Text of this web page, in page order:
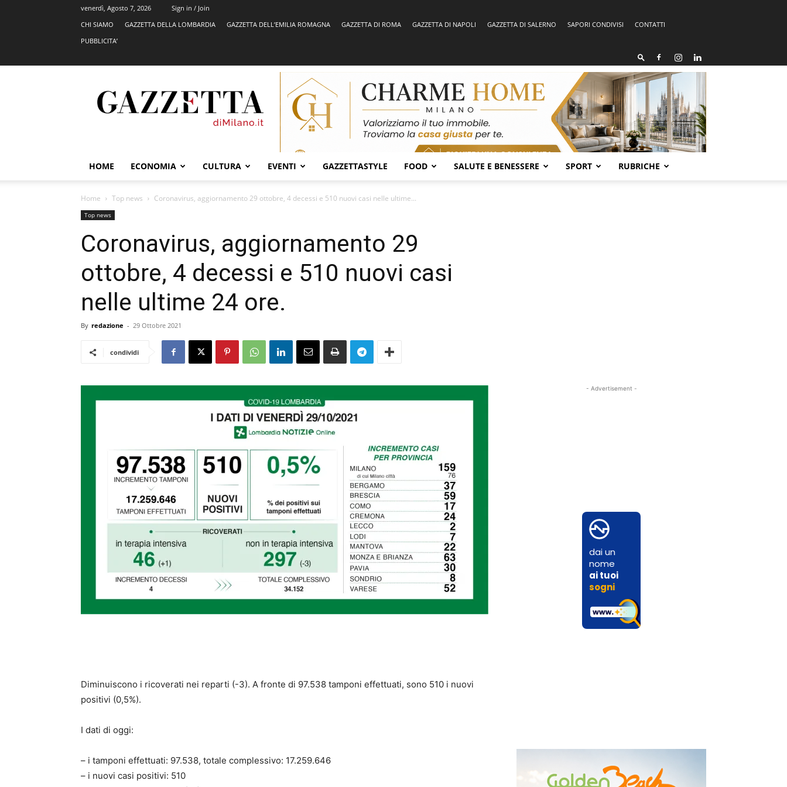
venerdì, Agosto 7, 2026
Sign in / Join
CHI SIAMO
GAZZETTA DELLA LOMBARDIA GAZZETTA DELL’EMILIA ROMAGNA GAZZETTA DI ROMA GAZZETTA DI NAPOLI GAZZETTA DI SALERNO SAPORI CONDIVISI
CONTATTI
PUBBLICITA’
HOME ECONOMIA CULTURA EVENTI GAZZETTASTYLE FOOD SALUTE E BENESSERE SPORT RUBRICHE
Home Top news Coronavirus, aggiornamento 29 ottobre, 4 decessi e 510 nuovi casi nelle ultime...
Top news
Coronavirus, aggiornamento 29
ottobre, 4 decessi e 510 nuovi casi
nelle ultime 24 ore.
By redazione - 29 Ottobre 2021
condividi
Diminuiscono i ricoverati nei reparti (-3). A fronte di 97.538 tamponi effettuati, sono 510 i nuovi
positivi (0,5%).
I dati di oggi:
– i tamponi effettuati: 97.538, totale complessivo: 17.259.646
– i nuovi casi positivi: 510
- Advertisement -